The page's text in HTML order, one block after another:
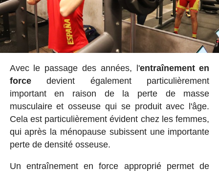
Avec le passage des années, l'entraînement en
forcedevient également particulièrement
important en raison de la perte de masse
musculaire et osseuse qui se produit avec l'âge.
Cela est particulièrement évident chez les femmes,
qui après la ménopause subissent une importante
perte de densité osseuse.
Un entraînement en force approprié permet de